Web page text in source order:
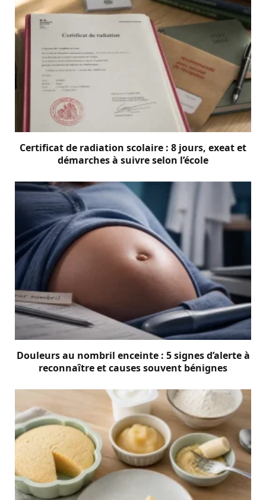
Certificat de radiation scolaire : 8 jours, exeat et
démarches à suivre selon l’école
Douleurs au nombril enceinte : 5 signes d’alerte à
reconnaître et causes souvent bénignes